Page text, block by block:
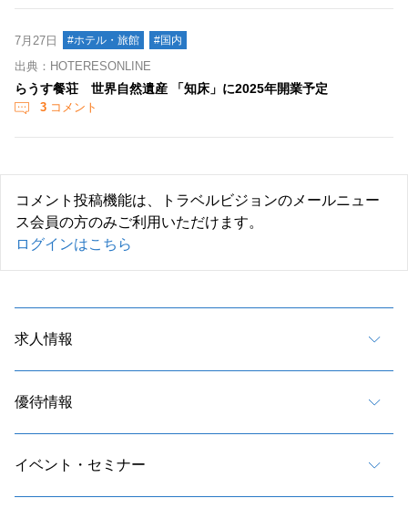
7月27日 #ホテル・旅館 #国内
出典：HOTERESONLINE
らうす餐荘 世界自然遺産 「知床」に2025年開業予定
3 コメント
コメント投稿機能は、トラベルビジョンのメールニュー
ス会員の方のみご利用いただけます。
ログインはこちら
求人情報
優待情報
イベント・セミナー